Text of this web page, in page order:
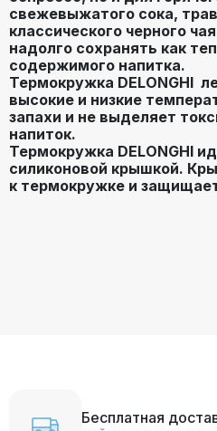
свежевыжатого сока,
классического черного
надолго сохранять как
содержимого напитка.
Термокружка DELONGHI
высокие и низкие
запахи и не выделяет
напиток.
Термокружка DELONGHI
силиконовой крышкой.
к термокружке и
Бесплатная